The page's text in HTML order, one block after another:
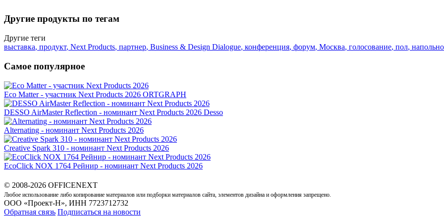
Другие продукты по тегам
Другие теги
выставка, продукт, Next Products, партнер, Business & Design Dialogue, конференция, форум, Москва, голосование, пол,
Самое популярное
Eco Matter - участник Next Products 2026 ORTGRAPH
DESSO AirMaster Reflection - номинант Next Products 2026 Desso
Alternating - номинант Next Products 2026
Creative Spark 310 - номинант Next Products 2026
EcoClick NOX 1764 Рейнир - номинант Next Products 2026
© 2008-2026 OFFICENEXT
Любое использование либо копирование материалов или подборки материалов сайта, элементов дизайна и оформления запрещено.
ООО «Проект-Н», ИНН 7723712732
Обратная связь Подписаться на новости